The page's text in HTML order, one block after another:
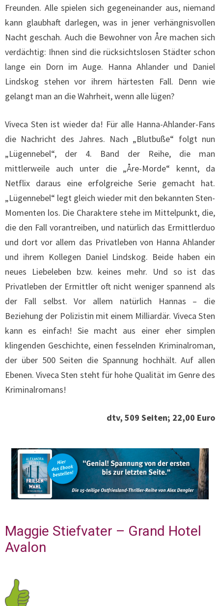
Freunden. Alle spielen sich gegeneinander aus, niemand
kann glaubhaft darlegen, was in jener verhängnisvollen
Nacht geschah. Auch die Bewohner von Åre machen sich
verdächtig: Ihnen sind die rücksichtslosen Städter schon
lange ein Dorn im Auge. Hanna Ahlander und Daniel
Lindskog stehen vor ihrem härtesten Fall. Denn wie
gelangt man an die Wahrheit, wenn alle lügen?
Viveca Sten ist wieder da! Für alle Hanna-Ahlander-Fans
die Nachricht des Jahres. Nach „Blutbuße“ folgt nun
„Lügennebel“, der 4. Band der Reihe, die man
mittlerweile auch unter die „Åre-Morde“ kennt, da
Netflix daraus eine erfolgreiche Serie gemacht hat.
„Lügennebel“ legt gleich wieder mit den bekannten Sten-
Momenten los. Die Charaktere stehe im Mittelpunkt, die,
die den Fall vorantreiben, und natürlich das Ermittlerduo
und dort vor allem das Privatleben von Hanna Ahlander
und ihrem Kollegen Daniel Lindskog. Beide haben ein
neues Liebeleben bzw. keines mehr. Und so ist das
Privatleben der Ermittler oft nicht weniger spannend als
der Fall selbst. Vor allem natürlich Hannas – die
Beziehung der Polizistin mit einem Milliardär. Viveca Sten
kann es einfach! Sie macht aus einer eher simplen
klingenden Geschichte, einen fesselnden Kriminalroman,
der über 500 Seiten die Spannung hochhält. Auf allen
Ebenen. Viveca Sten steht für hohe Qualität im Genre des
Kriminalromans!
dtv, 509 Seiten; 22,00 Euro
Maggie Stiefvater – Grand Hotel
Avalon